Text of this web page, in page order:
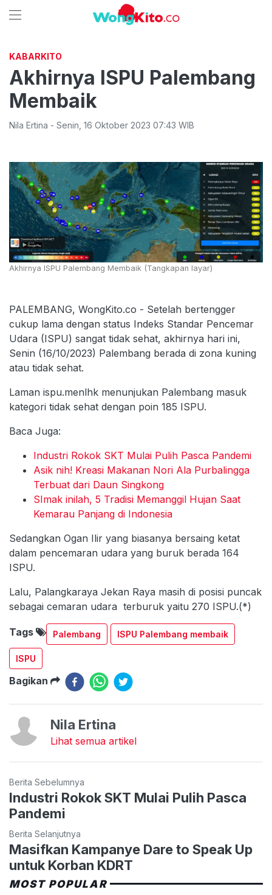
KABARKITO
Akhirnya ISPU Palembang
Membaik
Nila Ertina - Senin 16 Oktober 2023 07:43 WIB
Akhirnya ISPU Palembang Membaik (Tangkapan layar)
PALEMBANG, WongKito.co - Setelah bertengger
cukup lama dengan status Indeks Standar Pencemar
Udara (ISPU) sangat tidak sehat, akhirnya hari ini,
Senin (16/10/2023) Palembang berada di zona kuning
atau tidak sehat.
Laman ispu.menlhk menunjukan Palembang masuk
kategori tidak sehat dengan poin 185 ISPU.
Baca Juga:
Industri Rokok SKT Mulai Pulih Pasca Pandemi
Asik nih! Kreasi Makanan Nori Ala Purbalingga
Terbuat dari Daun Singkong
SImak inilah, 5 Tradisi Memanggil Hujan Saat
Kemarau Panjang di Indonesia
Sedangkan Ogan Ilir yang biasanya bersaing ketat
dalam pencemaran udara yang buruk berada 164
ISPU.
Lalu, Palangkaraya Jekan Raya masih di posisi puncak
sebagai cemaran udara terburuk yaitu 270 ISPU.(*)
Tags Palembang ISPU Palembang membaik
ISPU
Bagikan
Nila Ertina
Lihat semua artikel
Berita Sebelumnya
Industri Rokok SKT Mulai Pulih Pasca
Pandemi
Berita Selanjutnya
Masifkan Kampanye Dare to Speak Up
untuk Korban KDRT
MOST POPULAR